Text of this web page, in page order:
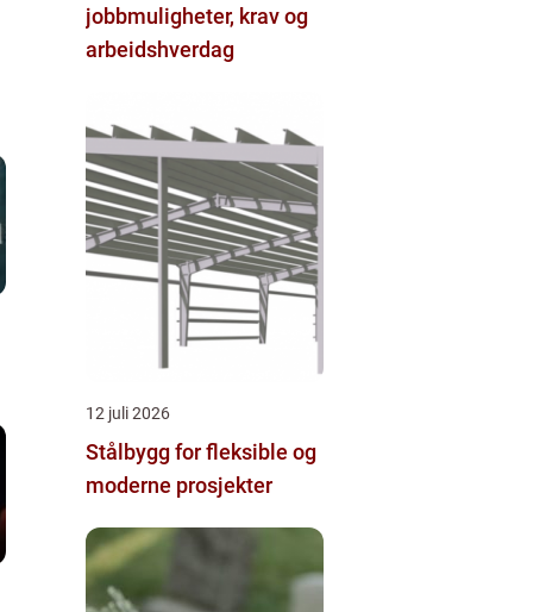
jobbmuligheter, krav og
arbeidshverdag
12 juli 2026
Stålbygg for fleksible og
moderne prosjekter